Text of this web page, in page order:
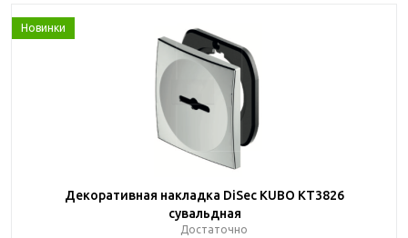
Новинки
Декоративная накладка DiSec KUBO KT3826
сувальдная
Достаточно